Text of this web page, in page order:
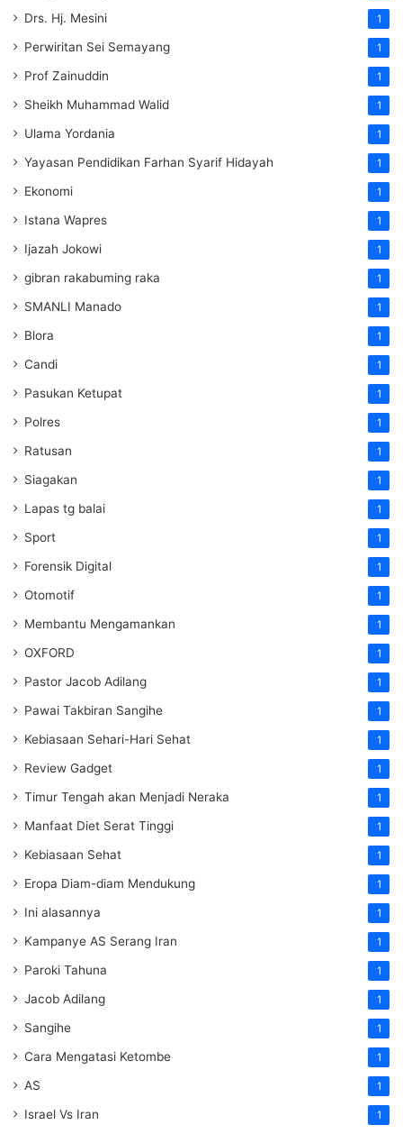
Drs. Hj. Mesini 1
Perwiritan Sei Semayang 1
Prof Zainuddin 1
Sheikh Muhammad Walid 1
Ulama Yordania 1
Yayasan Pendidikan Farhan Syarif Hidayah 1
Ekonomi 1
Istana Wapres 1
Ijazah Jokowi 1
gibran rakabuming raka 1
SMANLI Manado 1
Blora 1
Candi 1
Pasukan Ketupat 1
Polres 1
Ratusan 1
Siagakan 1
Lapas tg balai 1
Sport 1
Forensik Digital 1
Otomotif 1
Membantu Mengamankan 1
OXFORD 1
Pastor Jacob Adilang 1
Pawai Takbiran Sangihe 1
Kebiasaan Sehari-Hari Sehat 1
Review Gadget 1
Timur Tengah akan Menjadi Neraka 1
Manfaat Diet Serat Tinggi 1
Kebiasaan Sehat 1
Eropa Diam-diam Mendukung 1
Ini alasannya 1
Kampanye AS Serang Iran 1
Paroki Tahuna 1
Jacob Adilang 1
Sangihe 1
Cara Mengatasi Ketombe 1
AS 1
Israel Vs Iran 1